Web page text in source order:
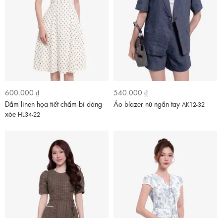
600.000 ₫
Đầm linen họa tiết chấm bi dáng
xòe HL34-22
540.000 ₫
Áo blazer nữ ngắn tay AK12-32